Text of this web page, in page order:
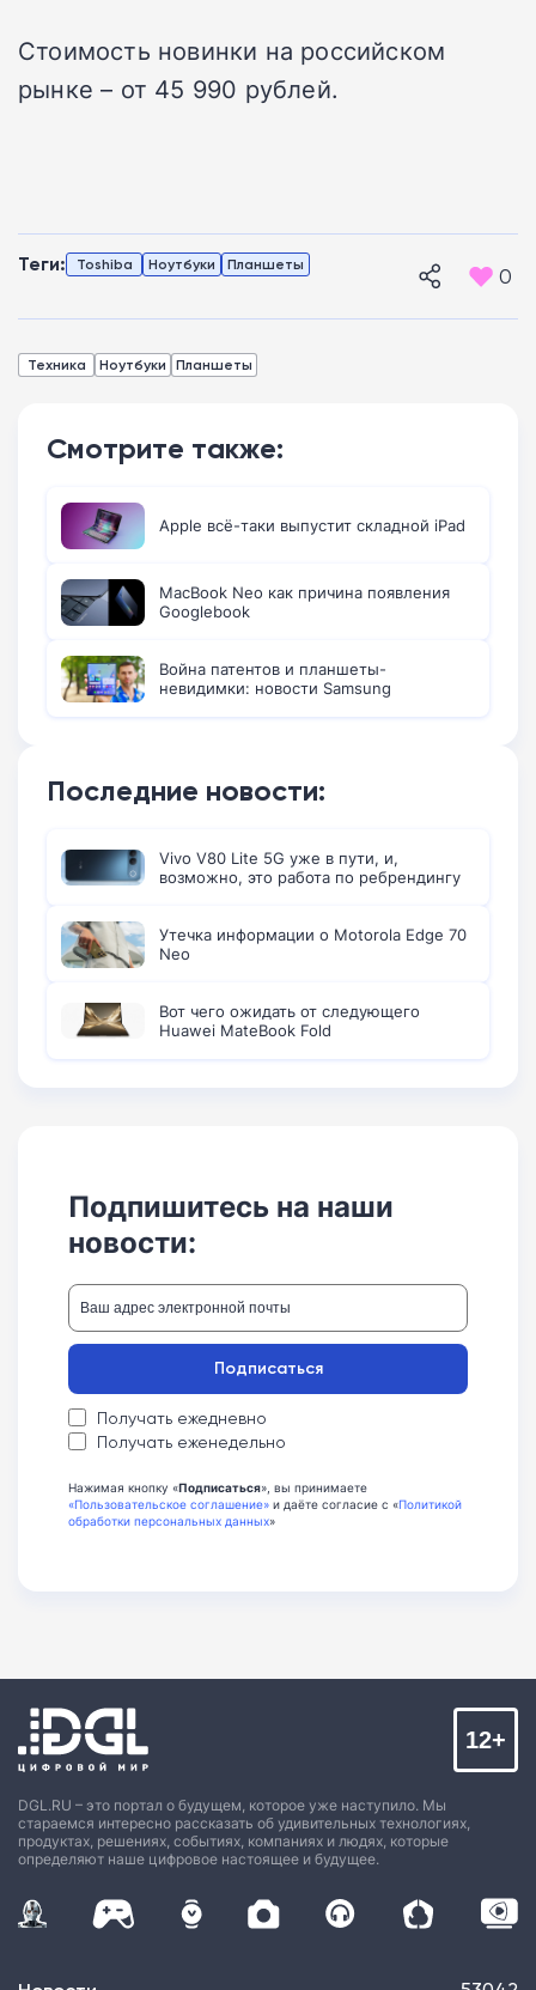
Стоимость новинки на российском
рынке – от 45 990 рублей.
Теги: Toshiba Ноутбуки Планшеты 0
Техника Ноутбуки Планшеты
Смотрите также:
Apple всё-таки выпустит складной iPad
MacBook Neo как причина появления
Googlebook
Война патентов и планшеты-
невидимки: новости Samsung
Последние новости:
Vivo V80 Lite 5G уже в пути, и,
возможно, это работа по ребрендингу
Утечка информации о Motorola Edge 70
Neo
Вот чего ожидать от следующего
Huawei MateBook Fold
Подпишитесь на наши
новости:
Получать ежедневно
Получать еженедельно
Подписаться
Нажимая кнопку «Подписаться», вы принимаете
«Пользовательское соглашение» и даёте согласие с «Политикой
обработки персональных данных»
DGL.RU – это портал о будущем, которое уже наступило. Мы
стараемся интересно рассказать об удивительных технологиях,
продуктах, решениях, событиях, компаниях и людях, которые
определяют наше цифровое настоящее и будущее.
12+